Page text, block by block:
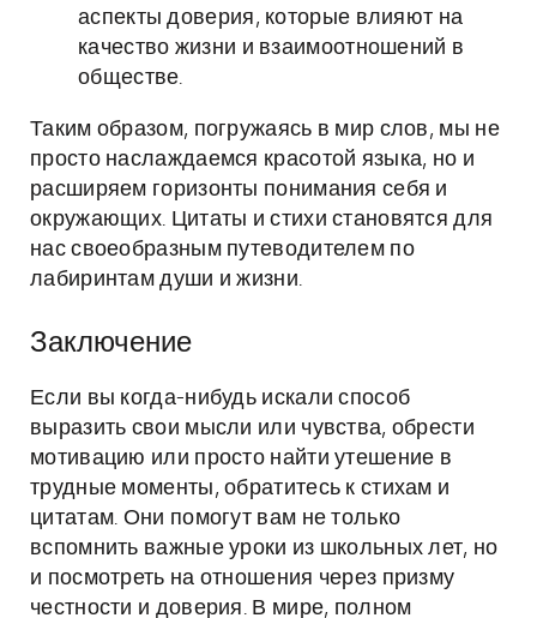
аспекты доверия, которые влияют на
качество жизни и взаимоотношений в
обществе.
Таким образом, погружаясь в мир слов, мы не
просто наслаждаемся красотой языка, но и
расширяем горизонты понимания себя и
окружающих. Цитаты и стихи становятся для
нас своеобразным путеводителем по
лабиринтам души и жизни.
Заключение
Если вы когда-нибудь искали способ
выразить свои мысли или чувства, обрести
мотивацию или просто найти утешение в
трудные моменты, обратитесь к стихам и
цитатам. Они помогут вам не только
вспомнить важные уроки из школьных лет, но
и посмотреть на отношения через призму
честности и доверия. В мире, полном